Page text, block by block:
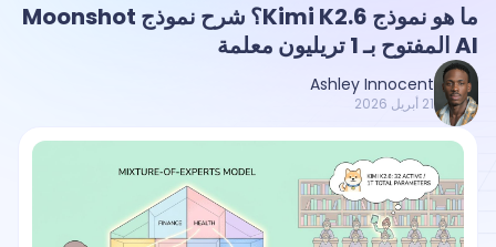
ما هو نموذج Kimi K2.6؟ شرح نموذج Moonshot
AI المفتوح بـ 1 تريليون معلمة
Ashley Innocent
21 أبريل 2026